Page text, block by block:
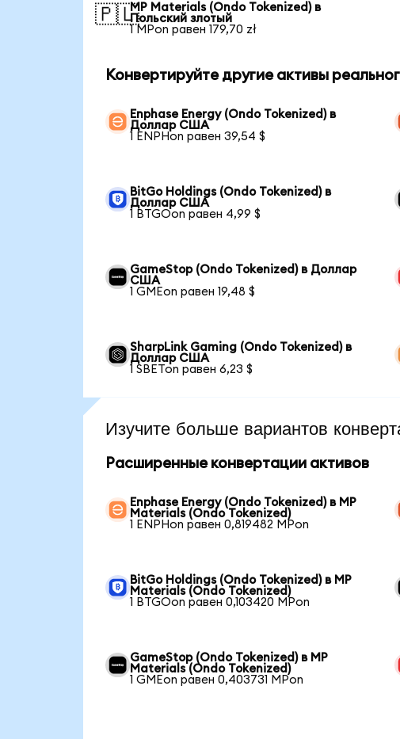
🇵🇱MP Materials (Ondo Tokenized) в
Польский злотый
1 MPon равен 179,70 zł
Конвертируйте другие активы
Enphase Energy (Ondo Tokenized) в
Доллар США
1 ENPHon равен 39,54 $
BitGo Holdings (Ondo Tokenized) в
Доллар США
1 BTGOon равен 4,99 $
GameStop (Ondo Tokenized) в Доллар
США
1 GMEon равен 19,48 $
SharpLink Gaming (Ondo Tokenized) в
Доллар США
1 SBETon равен 6,23 $
Изучите больше вариантов
Расширенные конвертации активов
Enphase Energy (Ondo Tokenized) в MP
Materials (Ondo Tokenized)
1 ENPHon равен 0,819482 MPon
BitGo Holdings (Ondo Tokenized) в MP
Materials (Ondo Tokenized)
1 BTGOon равен 0,103420 MPon
GameStop (Ondo Tokenized) в MP
Materials (Ondo Tokenized)
1 GMEon равен 0,403731 MPon